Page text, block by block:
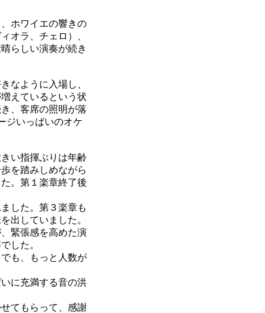
ホワイエの響きの
オラ、チェロ）、
らしい演奏が続き
なように入場し、
えているという状
、客席の照明が落
ジいっぱいのオケ
い指揮ぶりは年齢
を踏みしめながら
。第１楽章終了後
した。第３楽章も
出していました。
緊張感を高めた演
した。
も、もっと人数が
に充満する音の洪
てもらって、感謝